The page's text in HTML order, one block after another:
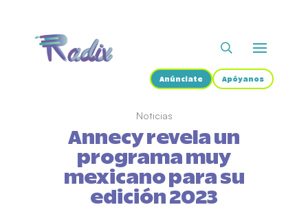
Anúnciate Apóyanos
Noticias
Annecy revela un
programa muy
mexicano para su
edición 2023